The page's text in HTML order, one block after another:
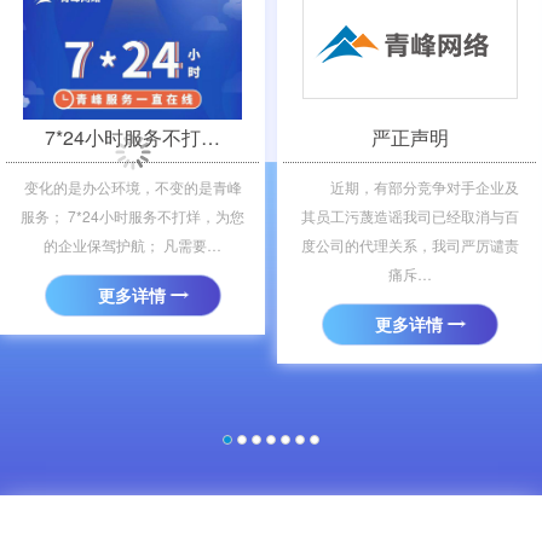
7*24小时服务不打…
变化的是办公环境，不变的是青峰
服务； 7*24小时服务不打烊，为您
的企业保驾护航； 凡需要…
更多详情
严正声明
近期，有部分竞争对手企业及
其员工污蔑造谣我司已经取消与百
度公司的代理关系，我司严厉谴责
痛斥…
更多详情